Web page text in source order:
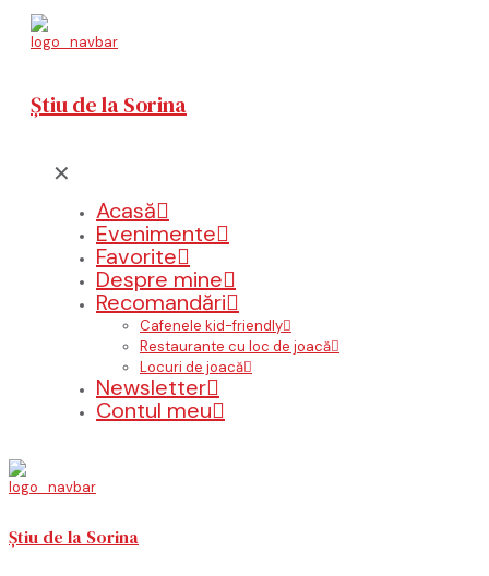
Știu de la Sorina
✕
Acasă
Evenimente
Favorite
Despre mine
Recomandări
Cafenele kid-friendly
Restaurante cu loc de joacă
Locuri de joacă
Newsletter
Contul meu
Știu de la Sorina